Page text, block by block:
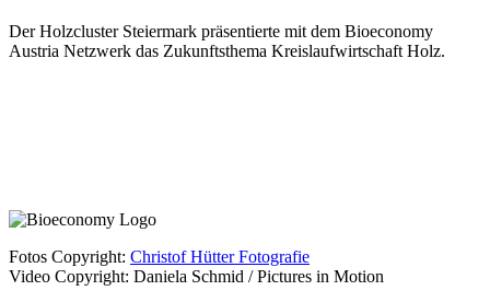
Der Holzcluster Steiermark präsentierte mit dem Bioeconomy
Austria Netzwerk das Zukunftsthema Kreislaufwirtschaft Holz.
Fotos Copyright: Christof Hütter Fotografie
Video Copyright: Daniela Schmid / Pictures in Motion